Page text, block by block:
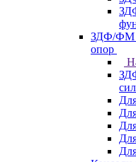
ЗДФ/ФМ
опор